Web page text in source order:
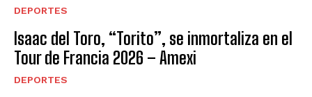
DEPORTES
Isaac del Toro, “Torito”, se inmortaliza en el
Tour de Francia 2026 – Amexi
DEPORTES